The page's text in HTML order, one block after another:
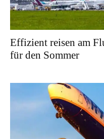
Effizient reisen am
für den Sommer